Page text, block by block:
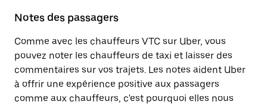
Notes des passagers
Comme avec les chauffeurs VTC sur Uber, vous
pouvez noter les chauffeurs de taxi et laisser des
commentaires sur vos trajets. Les notes aident Uber
à offrir une expérience positive aux passagers
comme aux chauffeurs, c'est pourquoi elles nous